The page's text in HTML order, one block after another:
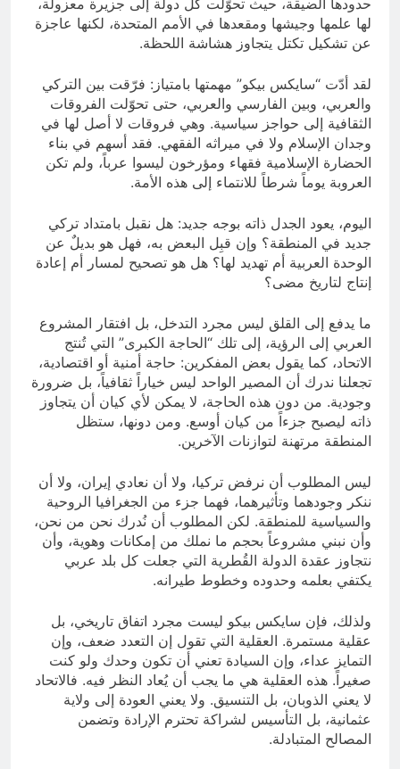
لها علمها وجيشها ومقعدها في الأمم المتحدة، لكنها عاجزة
عن تشكيل تكتل يتجاوز هشاشة اللحظة.
لقد أدّت “سايكس بيكو” مهمتها بامتياز: فرّقت بين التركي
والعربي، وبين الفارسي والعربي، حتى تحوّلت الفروقات
الثقافية إلى حواجز سياسية. وهي فروقات لا أصل لها في
وجدان الإسلام ولا في ميراثه الفقهي. فقد أسهم في بناء
الحضارة الإسلامية فقهاء ومؤرخون ليسوا عرباً، ولم تكن
العروبة يوماً شرطاً للانتماء إلى هذه الأمة.
اليوم، يعود الجدل ذاته بوجه جديد: هل نقبل بامتداد تركي
جديد في المنطقة؟ وإن قبِل البعض به، فهل هو بديلٌ عن
الوحدة العربية أم تهديد لها؟ هل هو تصحيح لمسار أم إعادة
إنتاج لتاريخ مضى؟
ما يدفع إلى القلق ليس مجرد التدخل، بل افتقار المشروع
العربي إلى الرؤية، إلى تلك “الحاجة الكبرى” التي تُنتج
الاتحاد، كما يقول بعض المفكرين: حاجة أمنية أو اقتصادية،
تجعلنا ندرك أن المصير الواحد ليس خياراً ثقافياً، بل ضرورة
وجودية. من دون هذه الحاجة، لا يمكن لأي كيان أن يتجاوز
ذاته ليصبح جزءاً من كيان أوسع. ومن دونها، ستظل
المنطقة مرتهنة لتوازنات الآخرين.
ليس المطلوب أن نرفض تركيا، ولا أن نعادي إيران، ولا أن
ننكر وجودهما وتأثيرهما، فهما جزء من الجغرافيا الروحية
والسياسية للمنطقة. لكن المطلوب أن نُدرك نحن من نحن،
وأن نبني مشروعاً بحجم ما نملك من إمكانات وهوية، وأن
نتجاوز عقدة الدولة القُطرية التي جعلت كل بلد عربي
يكتفي بعلمه وحدوده وخطوط طيرانه.
ولذلك، فإن سايكس بيكو ليست مجرد اتفاق تاريخي، بل
عقلية مستمرة. العقلية التي تقول إن التعدد ضعف، وإن
التمايز عداء، وإن السيادة تعني أن تكون وحدك ولو كنت
صغيراً. هذه العقلية هي ما يجب أن يُعاد النظر فيه. فالاتحاد
لا يعني الذوبان، بل التنسيق. ولا يعني العودة إلى ولاية
عثمانية، بل التأسيس لشراكة تحترم الإرادة وتضمن
المصالح المتبادلة.